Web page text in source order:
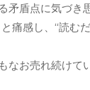
盾点に気づき
痛感し、“読む
お売れ続けてい